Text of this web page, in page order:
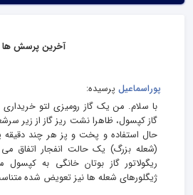
آخرین پرسش ها
پوراسماعیل پرسیده:
با سلام. من یک گاز رومیزی لتو خریداری
گاز کپسول، ظاهرا نشت ریز گاز از زیر
حال استفاده و پخت و پز هر چند دقیقه
(شعله بزرگ) یک حالت انفجار اتفاق
ریگولاتور گاز بوتان خانگی به
ژیگلورهای شعله ها نیز تعویض شده